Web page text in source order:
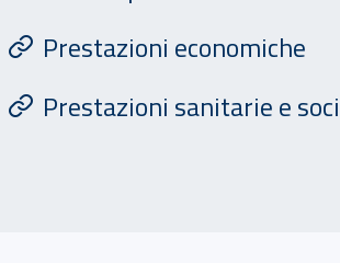
Prestazioni economiche
Prestazioni sanitarie e